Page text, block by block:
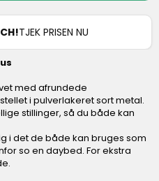
TJEK PRISEN NU
med afrundede
i pulverlakeret sort metal.
stillinger, så du både kan
i det de både kan bruges som
so en daybed. For ekstra